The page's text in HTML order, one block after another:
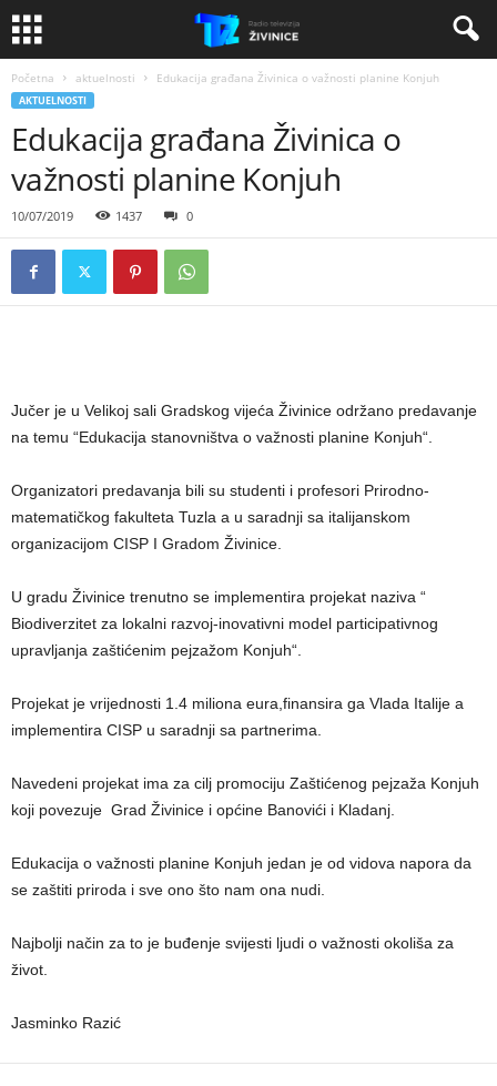
Početna aktuelnosti Edukacija građana Živinica o važnosti planine Konjuh
AKTUELNOSTI
Edukacija građana Živinica o
važnosti planine Konjuh
10/07/2019 1437 0
Jučer je u Velikoj sali Gradskog vijeća Živinice održano predavanje
na temu “Edukacija stanovništva o važnosti planine Konjuh“.
Organizatori predavanja bili su studenti i profesori Prirodno-
matematičkog fakulteta Tuzla a u saradnji sa italijanskom
organizacijom CISP I Gradom Živinice.
U gradu Živinice trenutno se implementira projekat naziva “
Biodiverzitet za lokalni razvoj-inovativni model participativnog
upravljanja zaštićenim pejzažom Konjuh“.
Projekat je vrijednosti 1.4 miliona eura,finansira ga Vlada Italije a
implementira CISP u saradnji sa partnerima.
Navedeni projekat ima za cilj promociju Zaštićenog pejzaža Konjuh
koji povezuje Grad Živinice i općine Banovići i Kladanj.
Edukacija o važnosti planine Konjuh jedan je od vidova napora da
se zaštiti priroda i sve ono što nam ona nudi.
Najbolji način za to je buđenje svijesti ljudi o važnosti okoliša za
život.
Jasminko Razić